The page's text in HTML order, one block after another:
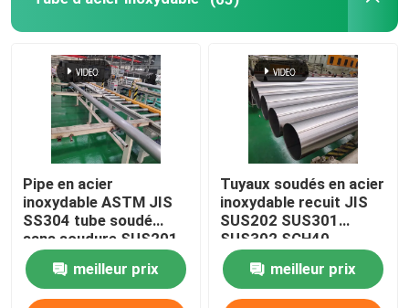
Pipe en acier
inoxydable ASTM JIS
SS304 tube soudé
sans soudure SUS201
SUS304L TP316
meilleur prix
Tuyaux soudés en acier
inoxydable recuit JIS
SUS202 SUS301
SUS302 SCH40
meilleur prix